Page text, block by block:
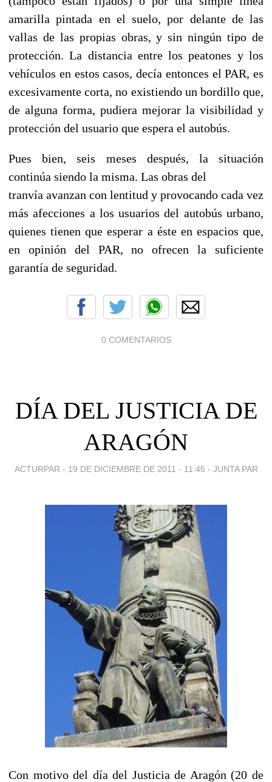
amarilla pintada en el suelo, por delante de las
vallas de las propias obras, y sin ningún tipo de
protección. La distancia entre los peatones y los
vehículos en estos casos, decía entonces el PAR, es
excesivamente corta, no existiendo un bordillo que,
de alguna forma, pudiera mejorar la visibilidad y
protección del usuario que espera el autobús.
Pues bien, seis meses después, la situación
continúa siendo la misma. Las obras del
tranvía avanzan con lentitud y provocando cada vez
más afecciones a los usuarios del autobús urbano,
quienes tienen que esperar a éste en espacios que,
en opinión del PAR, no ofrecen la suficiente
garantía de seguridad.
0 COMENTARIOS
DÍA DEL JUSTICIA DE
ARAGÓN
ACTURPAR - 19 DE DICIEMBRE DE 2011 - 11:45 - JUNTA PAR
Con motivo del día del Justicia de Aragón (20 de